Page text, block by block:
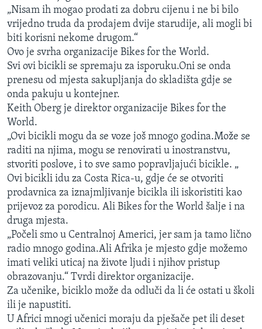
Learning English
PRATITE NAS
Jezici
„Nisam ih mogao prodati za dobru cijenu i ne bi bilo
vrijedno truda da prodajem dvije starudije, ali mogli bi
biti korisni nekome drugom.“
Ovo je svrha organizacije Bikes for the World.
Svi ovi bicikli se spremaju za isporuku.Oni se onda
prenesu od mjesta sakupljanja do skladišta gdje se
onda pakuju u kontejner.
Keith Oberg je direktor organizacije Bikes for the
World.
„Ovi bicikli mogu da se voze još mnogo godina.Može se
raditi na njima, mogu se renovirati u inostranstvu,
stvoriti poslove, i to sve samo popravljajući bicikle. „
Ovi bicikli idu za Costa Rica-u, gdje će se otvoriti
prodavnica za iznajmljivanje bicikla ili iskoristiti kao
prijevoz za porodicu. Ali Bikes for the World šalje i na
druga mjesta.
„Počeli smo u Centralnoj Americi, jer sam ja tamo lično
radio mnogo godina.Ali Afrika je mjesto gdje možemo
imati veliki uticaj na živote ljudi i njihov pristup
obrazovanju.“ Tvrdi direktor organizacije.
Za učenike, biciklo može da odluči da li će ostati u školi
ili je napustiti.
U Africi mnogi učenici moraju da pješače pet ili deset